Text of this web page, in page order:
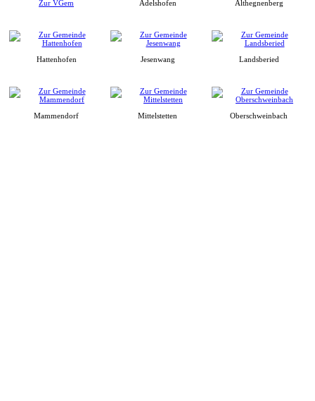
Zur VGem Adelshofen Althegnenberg
Hattenhofen Jesenwang Landsberied
Mammendorf Mittelstetten Oberschweinbach